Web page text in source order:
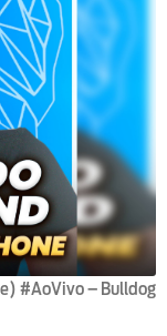
#AoVivo – Bulldog